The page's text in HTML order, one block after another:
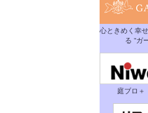
心ときめく幸
る “ガ
庭ブロ＋